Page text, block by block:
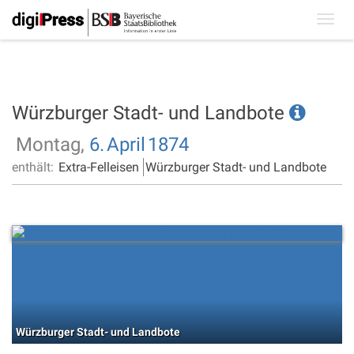
Würzburger Stadt- und Landbote
Montag, 6.April 1874
enthält: Extra-Felleisen Würzburger Stadt- und Landbote
Würzburger Stadt- und Landbote